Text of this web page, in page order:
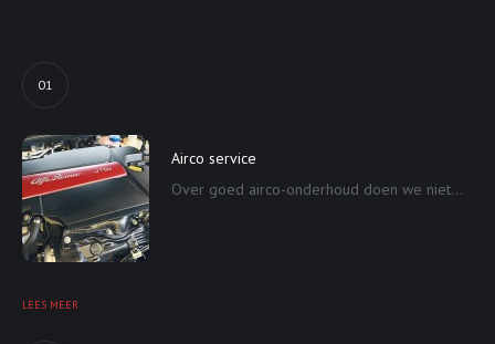
01
Airco service
Over goed airco-onderhoud doen we niet...
LEES MEER